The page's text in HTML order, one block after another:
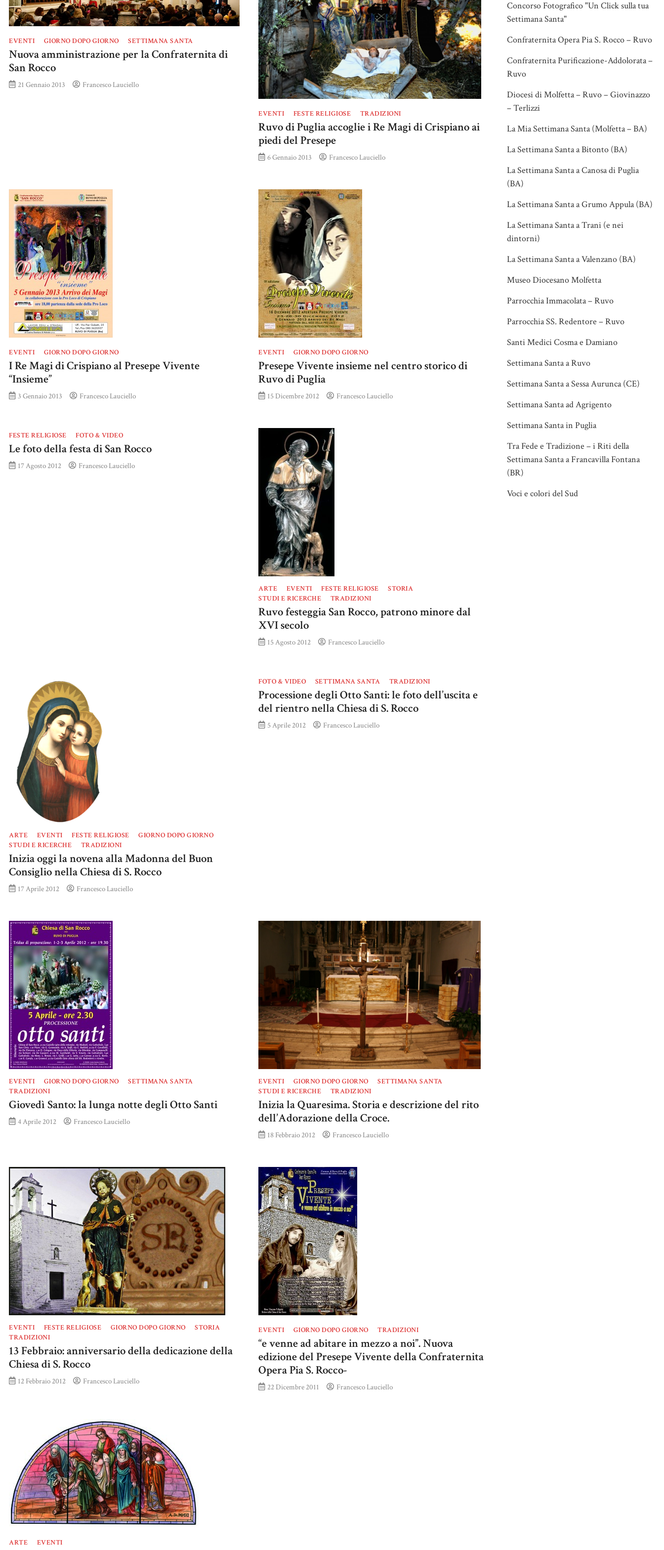
EVENTI GIORNO DOPO GIORNO SETTIMANA SANTA
Nuova amministrazione per la Confraternita di
San Rocco
21 Gennaio 2013 Francesco Lauciello
EVENTI FESTE RELIGIOSE TRADIZIONI
Ruvo di Puglia accoglie i Re Magi di Crispiano ai
piedi del Presepe
6 Gennaio 2013 Francesco Lauciello
EVENTI GIORNO DOPO GIORNO
I Re Magi di Crispiano al Presepe Vivente
“Insieme”
3 Gennaio 2013 Francesco Lauciello
EVENTI GIORNO DOPO GIORNO
Presepe Vivente insieme nel centro storico di
Ruvo di Puglia
15 Dicembre 2012 Francesco Lauciello
FESTE RELIGIOSE FOTO & VIDEO
Le foto della festa di San Rocco
17 Agosto 2012 Francesco Lauciello
ARTE EVENTI FESTE RELIGIOSE
STORIA
STUDI E RICERCHE
TRADIZIONI
Ruvo festeggia San Rocco, patrono minore dal
XVI secolo
15 Agosto 2012 Francesco Lauciello
ARTE EVENTI FESTE RELIGIOSE
GIORNO DOPO GIORNO
STUDI E RICERCHE
TRADIZIONI
Inizia oggi la novena alla Madonna del Buon
Consiglio nella Chiesa di S. Rocco
17 Aprile 2012 Francesco Lauciello
FOTO & VIDEO SETTIMANA SANTA TRADIZIONI
Processione degli Otto Santi: le foto dell’uscita e
del rientro nella Chiesa di S. Rocco
5 Aprile 2012 Francesco Lauciello
EVENTI GIORNO DOPO GIORNO
SETTIMANA SANTA
TRADIZIONI
Giovedì Santo: la lunga notte degli Otto Santi
4 Aprile 2012 Francesco Lauciello
EVENTI GIORNO DOPO GIORNO
SETTIMANA SANTA
STUDI E RICERCHE
TRADIZIONI
Inizia la Quaresima. Storia e descrizione del rito
dell’Adorazione della Croce.
18 Febbraio 2012 Francesco Lauciello
EVENTI FESTE RELIGIOSE GIORNO DOPO GIORNO
STORIA
TRADIZIONI
13 Febbraio: anniversario della dedicazione della
Chiesa di S. Rocco
12 Febbraio 2012 Francesco Lauciello
EVENTI GIORNO DOPO GIORNO TRADIZIONI
“e venne ad abitare in mezzo a noi”. Nuova
edizione del Presepe Vivente della Confraternita
Opera Pia S. Rocco-
22 Dicembre 2011 Francesco Lauciello
ARTE EVENTI
Concorso Fotografico "Un Click sulla tua
Settimana Santa"
Confraternita Opera Pia S. Rocco – Ruvo
Confraternita Purificazione-Addolorata –
Ruvo
Diocesi di Molfetta – Ruvo – Giovinazzo
– Terlizzi
La Mia Settimana Santa (Molfetta – BA)
La Settimana Santa a Bitonto (BA)
La Settimana Santa a Canosa di Puglia
(BA)
La Settimana Santa a Grumo Appula (BA)
La Settimana Santa a Trani (e nei
dintorni)
La Settimana Santa a Valenzano (BA)
Museo Diocesano Molfetta
Parrocchia Immacolata – Ruvo
Parrocchia SS. Redentore – Ruvo
Santi Medici Cosma e Damiano
Settimana Santa a Ruvo
Settimana Santa a Sessa Aurunca (CE)
Settimana Santa ad Agrigento
Settimana Santa in Puglia
Tra Fede e Tradizione – i Riti della
Settimana Santa a Francavilla Fontana
(BR)
Voci e colori del Sud